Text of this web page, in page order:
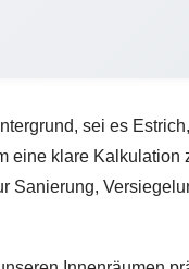
sei es
eine klare Kalkulation
Sanierung,